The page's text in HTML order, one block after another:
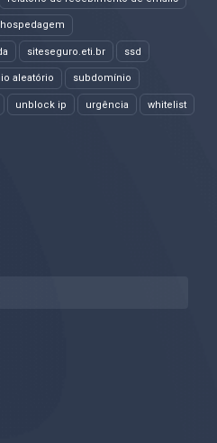
siteseguro.eti.br ssd
aleatório subdomínio
unblock ip urgência whitelist